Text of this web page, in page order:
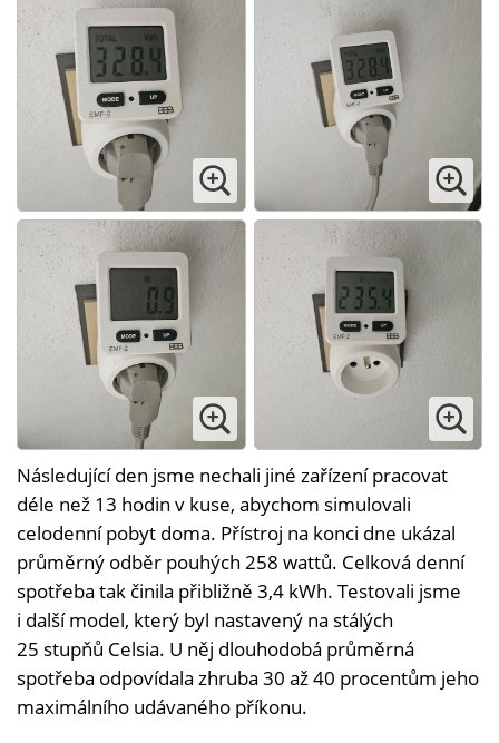
Následující den jsme nechali jiné zařízení pracovat
déle než 13 hodin v kuse, abychom simulovali
celodenní pobyt doma. Přístroj na konci dne ukázal
průměrný odběr pouhých 258 wattů. Celková denní
spotřeba tak činila přibližně 3,4 kWh. Testovali jsme
i další model, který byl nastavený na stálých
25 stupňů Celsia. U něj dlouhodobá průměrná
spotřeba odpovídala zhruba 30 až 40 procentům jeho
maximálního udávaného příkonu.